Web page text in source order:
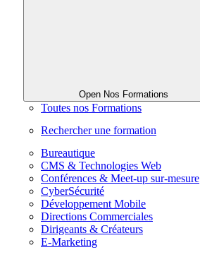
Open Nos Formations
Toutes nos Formations
Rechercher une formation
Bureautique
CMS & Technologies Web
Conférences & Meet-up sur-mesure
CyberSécurité
Développement Mobile
Directions Commerciales
Dirigeants & Créateurs
E-Marketing